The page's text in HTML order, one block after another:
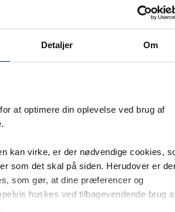
Detaljer Om
at optimere din oplevelse ved brug af
kan virke, er der nødvendige cookies,
som det skal på siden. Herudover er
som gør, at dine præferencer og
huskes ved tilbagevendende brug
hanehul - Ifö Clean